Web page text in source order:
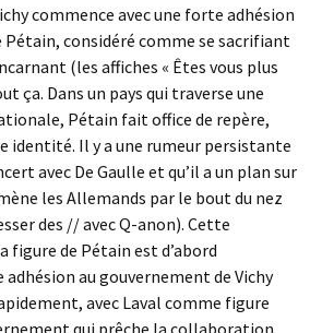
commence avec une forte adhésion
considéré comme se sacrifiant
(les affiches « Êtes vous plus
ça. Dans un pays qui traverse une
Pétain fait office de repère,
identité. Il y a une rumeur persistante
avec De Gaulle et qu’il a un plan sur
les Allemands par le bout du nez
des // avec Q-anon). Cette
figure de Pétain est d’abord
au gouvernement de Vichy
avec Laval comme figure
qui prêche la collaboration.